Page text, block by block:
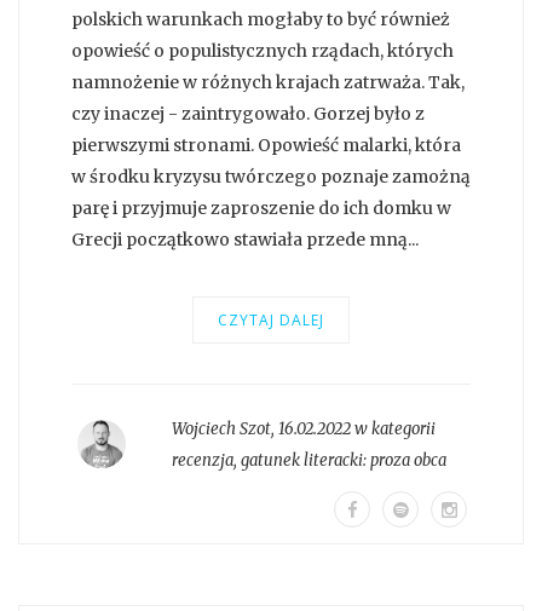
polskich warunkach mogłaby to być również
opowieść o populistycznych rządach, których
namnożenie w różnych krajach zatrważa. Tak,
czy inaczej - zaintrygowało. Gorzej było z
pierwszymi stronami. Opowieść malarki, która
w środku kryzysu twórczego poznaje zamożną
parę i przyjmuje zaproszenie do ich domku w
Grecji początkowo stawiała przede mną...
CZYTAJ DALEJ
Wojciech Szot, 16.02.2022 w kategorii
recenzja, gatunek literacki:proza obca